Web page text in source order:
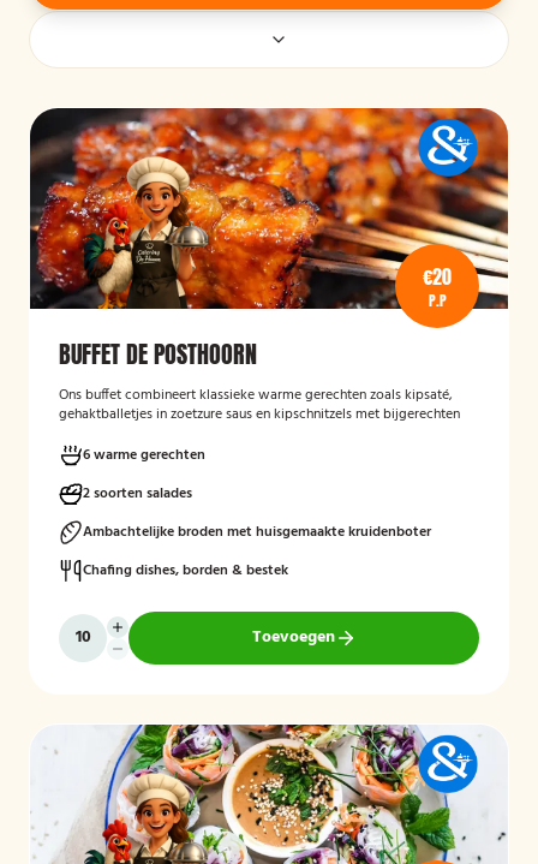
€20
P.P
BUFFET DE POSTHOORN
Ons buffet combineert klassieke warme gerechten zoals kipsaté,
gehaktballetjes in zoetzure saus en kipschnitzels met bijgerechten
frisse rauwkost, gemengde salades en vers brood met kruidenboter
voor een compleet en smaakvol geheel.
Mogelijk te bestellen zonder borden en bestek!
6 warme gerechten
2 soorten salades
Ambachtelijke broden met huisgemaakte kruidenboter
Chafing dishes, borden & bestek
Toevoegen